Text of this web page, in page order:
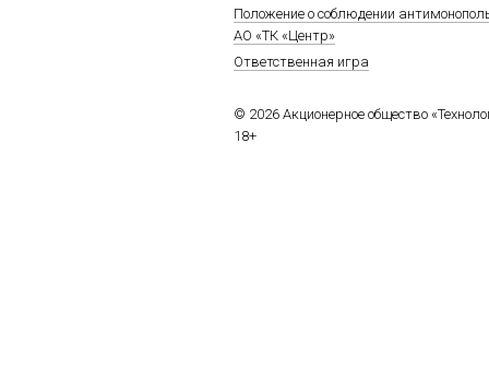
Положение о соблюдении
АО «ТК «Центр»
Ответственная игра
© 2026 Акционерное общество
18+